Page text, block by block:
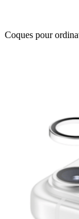
Coques pour